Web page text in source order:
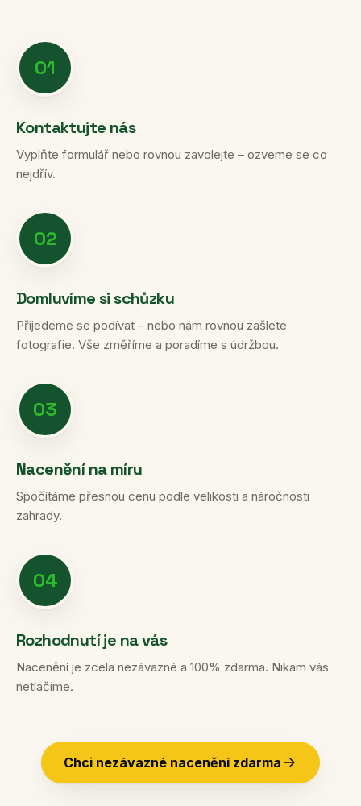
01
Kontaktujte nás
Vyplňte formulář nebo rovnou zavolejte – ozveme se co
nejdřív.
02
Domluvíme si schůzku
Přijedeme se podívat – nebo nám rovnou zašlete
fotografie. Vše změříme a poradíme s údržbou.
03
Nacenění na míru
Spočítáme přesnou cenu podle velikosti a náročnosti
zahrady.
04
Rozhodnutí je na vás
Nacenění je zcela nezávazné a 100% zdarma. Nikam vás
netlačíme.
Chci nezávazné nacenění zdarma